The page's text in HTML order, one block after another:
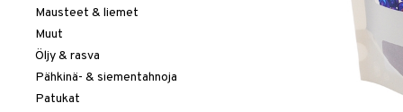
Mausteet & liemet
Muut
Öljy & rasva
Pähkinä- & siementahnoja
Patukat